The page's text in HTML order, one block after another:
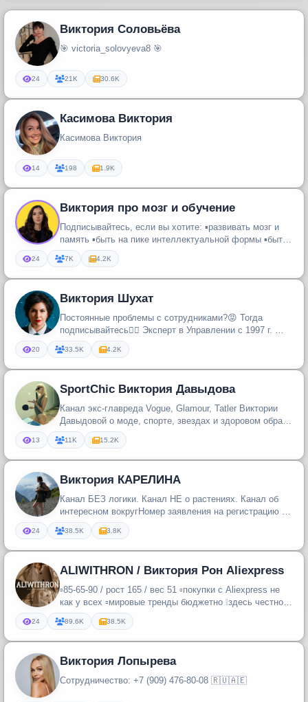
Виктория Соловьёва
🎯 victoria_solovyeva8 🎯
24 21K 30.6K
Касимова Виктория
Касимова Виктория
14 198 1.9K
Виктория про мозг и обучение
Подписывайтесь, если вы хотите: ▪️развивать мозг и
память ▪️быть на пике интеллектуальной формы ▪️быть
эффективным во вс...
24 7K 4.2K
Виктория Шухат
Постоянные проблемы с сотрудниками?😡 Тогда
подписывайтесь👍🏻 Эксперт в Управлении с 1997 г. 🙋‍♀️
Делаю руководителей счас...
20 33.5K 4.2K
SportChic Виктория Давыдова
Канал экс-главреда Vogue, Glamour, Tatler Виктории
Давыдовой о моде, спорте, звездах и здоровом образе
жизни
13 11K 15.2K
Виктория КАРЕЛИНА
Канал БЕЗ логики. Канал НЕ о растениях. Канал об
интересном вокругНомер заявления на регистрацию в
Роскомнадзоре: № 4832...
24 38.5K 3.8K
ALIWITHRON / Виктория Рон Aliexpress
▫️85-65-90 / рост 165 / вес 51 ▫️покупки с Aliexpress не
как у всех ▫️мировые тренды бюджетно ❕здесь честно
про Aliexp...
24 89.6K 38.5K
Виктория Лопырева
Сотрудничество: +7 (909) 476-80-08 🇷🇺🇦🇪